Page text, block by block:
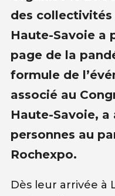
des
Haute-Savoie a
page de la
formule de
associé au
Haute-Savoie,
personnes au
Rochexpo.
Dès leur arrivée à